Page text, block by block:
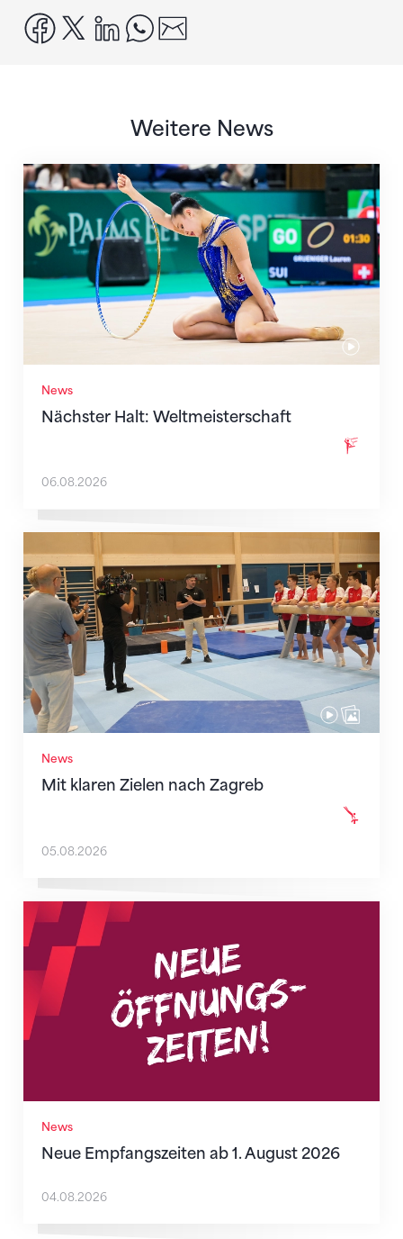
facebook
x linkedinwhatsapp
Weitere News
News
Nächster Halt: Weltmeisterschaft
Nächster Halt: Weltmeisterschaft
06.08.2026
News
Mit klaren Zielen nach Zagreb
Mit klaren Zielen nach Zagreb
05.08.2026
News
Neue Empfangszeiten ab 1. August 2026
Neue Empfangszeiten ab 1. August 2026
04.08.2026